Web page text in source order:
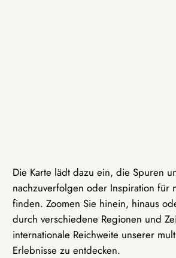
Die Karte lädt dazu ein, die Spuren
nachzuverfolgen oder Inspiration für
finden. Zoomen Sie hinein, hinaus
durch verschiedene Regionen und
internationale Reichweite unserer
Erlebnisse zu entdecken.